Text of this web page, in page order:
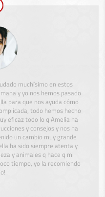
muchísimo en estos
y yo nos hemos pasado
para que nos ayuda cómo
todo hemos hecho
eficaz todo lo q Amelia ha
y consejos y nos ha
un cambio muy grande
ha sido siempre atenta y
y animales q hace q mi
tiempo, yo la recomiendo